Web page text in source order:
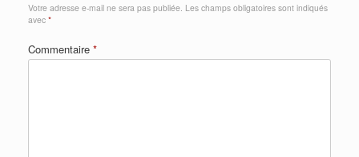
Votre adresse e-mail ne sera pas publiée. Les champs obligatoires sont indiqués
avec *
Commentaire *